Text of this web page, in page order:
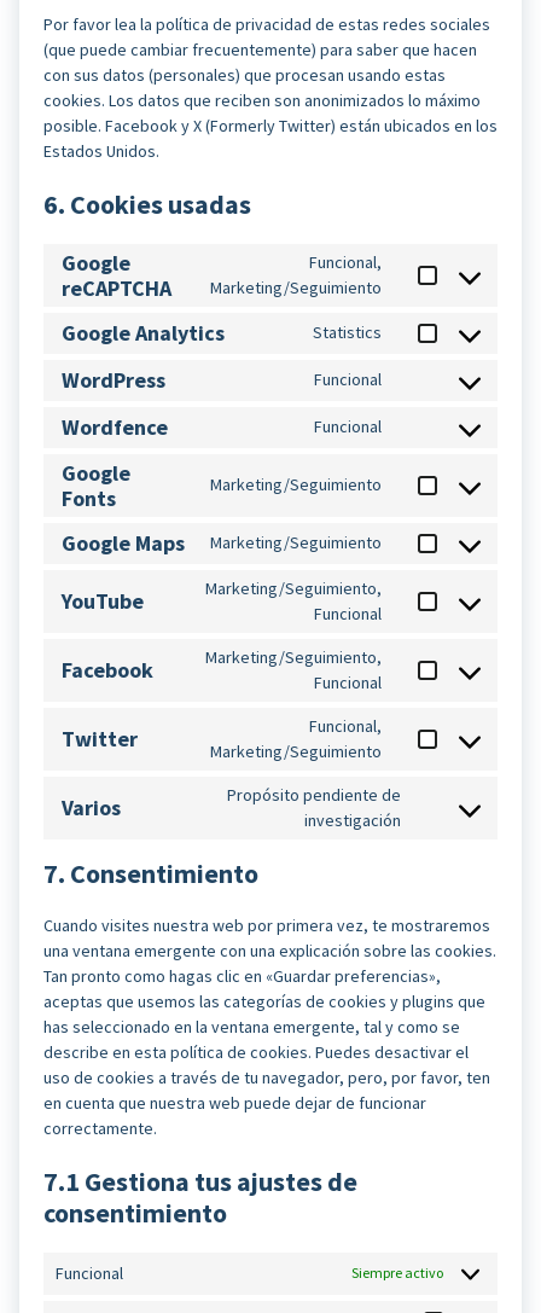
Por favor lea la política de privacidad de estas redes sociales
(que puede cambiar frecuentemente) para saber que hacen
con sus datos (personales) que procesan usando estas
cookies. Los datos que reciben son anonimizados lo máximo
posible. Facebook y X (Formerly Twitter) están ubicados en los
Estados Unidos.
6. Cookies usadas
Google
reCAPTCHA
Funcional,
Marketing/Seguimiento
Consent
service
recaptcha
Google Analytics Statistics
Consent
WordPress Funcional
Wordfence Funcional
service
Google
Fonts
Marketing/Seguimiento
Consent
service
fonts
Google Maps Marketing/Seguimiento
Consent
service
YouTube
Marketing/Seguimiento,
Funcional
Consent
service
Facebook
Marketing/Seguimiento,
Funcional
Consent
service
Twitter
Funcional,
Marketing/Seguimiento
Consent
service
twitter
Varios
Propósito pendiente de
investigación
Consent
7. Consentimiento
Cuando visites nuestra web por primera vez, te mostraremos
una ventana emergente con una explicación sobre las cookies.
Tan pronto como hagas clic en «Guardar preferencias»,
aceptas que usemos las categorías de cookies y plugins que
has seleccionado en la ventana emergente, tal y como se
describe en esta política de cookies. Puedes desactivar el
uso de cookies a través de tu navegador, pero, por favor, ten
en cuenta que nuestra web puede dejar de funcionar
correctamente.
7.1 Gestiona tus ajustes de
consentimiento
Funcional Siempre activo